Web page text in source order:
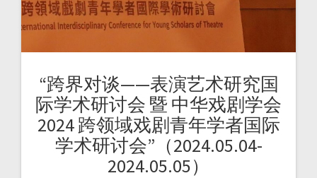
“跨界对谈——表演艺术研究国
际学术研讨会 暨 中华戏剧学会
2024 跨领域戏剧青年学者国际
学术研讨会”（2024.05.04-
2024.05.05）